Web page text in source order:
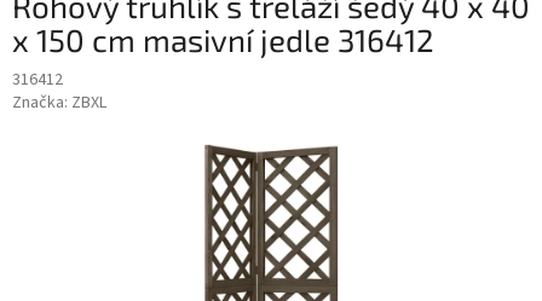
x 150 cm masivní jedle 316412
316412
Značka: ZBXL